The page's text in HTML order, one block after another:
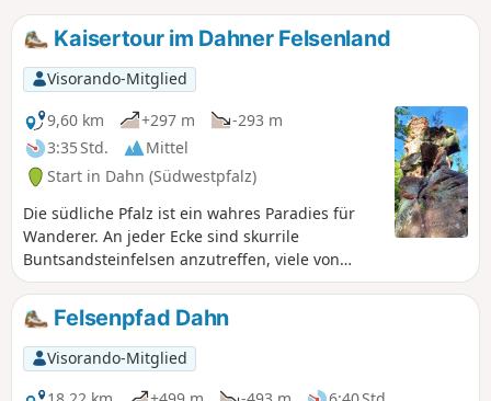
Kaisertour im Dahner Felsenland
Visorando-Mitglied
9,60 km
+297 m
-293 m
3:35 Std.
Mittel
Start in Dahn (Südwestpfalz)
Die südliche Pfalz ist ein wahres Paradies für
Wanderer. An jeder Ecke sind skurrile
Buntsandsteinfelsen anzutreffen, viele von
ihnen haben mystische Namen. Das Felsmassiv
Büttelfelsen thront hoch über der Stadt Dahn
und ist bis zu 45 m hoch. Das Besondere: in
seiner Mitte befindet sich ein Felsloch, von
dessen Aussichtsplattform man bis zum
Felsenpfad Dahn
Visorando-Mitglied